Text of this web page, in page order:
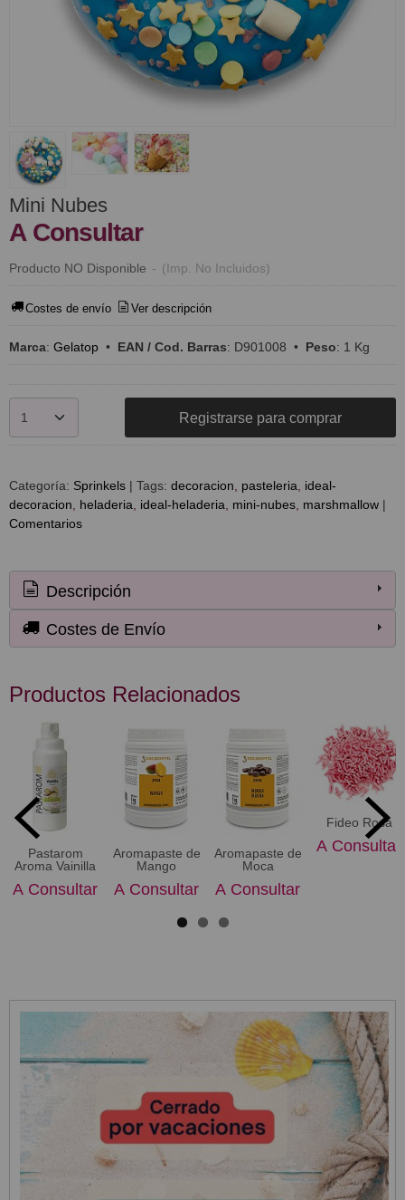
Mini Nubes
A Consultar
Producto NO Disponible - (Imp. No Incluidos)
Costes de envío Ver descripción
Marca: Gelatop • EAN / Cod. Barras: D901008 • Peso: 1 Kg
Registrarse para comprar
Categoría: Sprinkels | Tags: decoracion pasteleria ideal-
decoracion
heladeria ideal-heladeria mini-nubes marshmallow |
Comentarios
Descripción
Costes de Envío
Productos Relacionados
Pastarom
Aroma Vainilla
A Consultar
Aromapaste de
Mango
A Consultar
Aromapaste de
Moca
A Consultar
Fideo Rosa
A Consultar